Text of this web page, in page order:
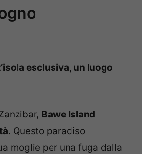
esclusiva, un luogo
Bawe Island
. Questo paradiso
moglie per una fuga dalla